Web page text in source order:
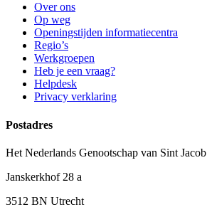
Over ons
Op weg
Openingstijden informatiecentra
Regio’s
Werkgroepen
Heb je een vraag?
Helpdesk
Privacy verklaring
Postadres
Het Nederlands Genootschap van Sint Jacob
Janskerkhof 28 a
3512 BN Utrecht